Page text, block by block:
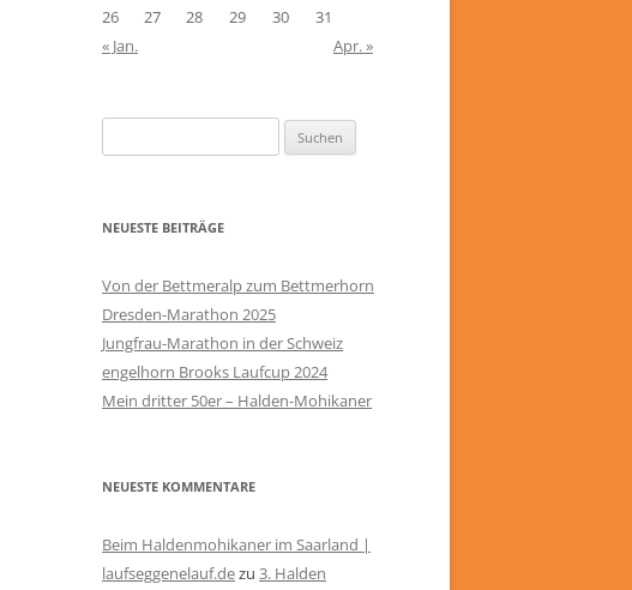
26
27 28 29 30
31
« Jan.
Apr. »
nach:
NEUESTE BEITRÄGE
Von der Bettmeralp zum Bettmerhorn
Dresden-Marathon 2025
Jungfrau-Marathon in der Schweiz
engelhorn Brooks Laufcup 2024
Mein dritter 50er – Halden-Mohikaner
NEUESTE KOMMENTARE
Beim Haldenmohikaner im Saarland |
laufseggenelauf.dezu 3. Halden